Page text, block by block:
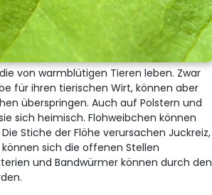
von warmblütigen Tieren leben. Zwar
für ihren tierischen Wirt, können aber
überspringen. Auch auf Polstern und
sich heimisch. Flohweibchen können
Stiche der Flöhe verursachen Juckreiz,
sich die offenen Stellen
und Bandwürmer können durch den